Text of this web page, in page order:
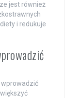
jest również
i redukuje